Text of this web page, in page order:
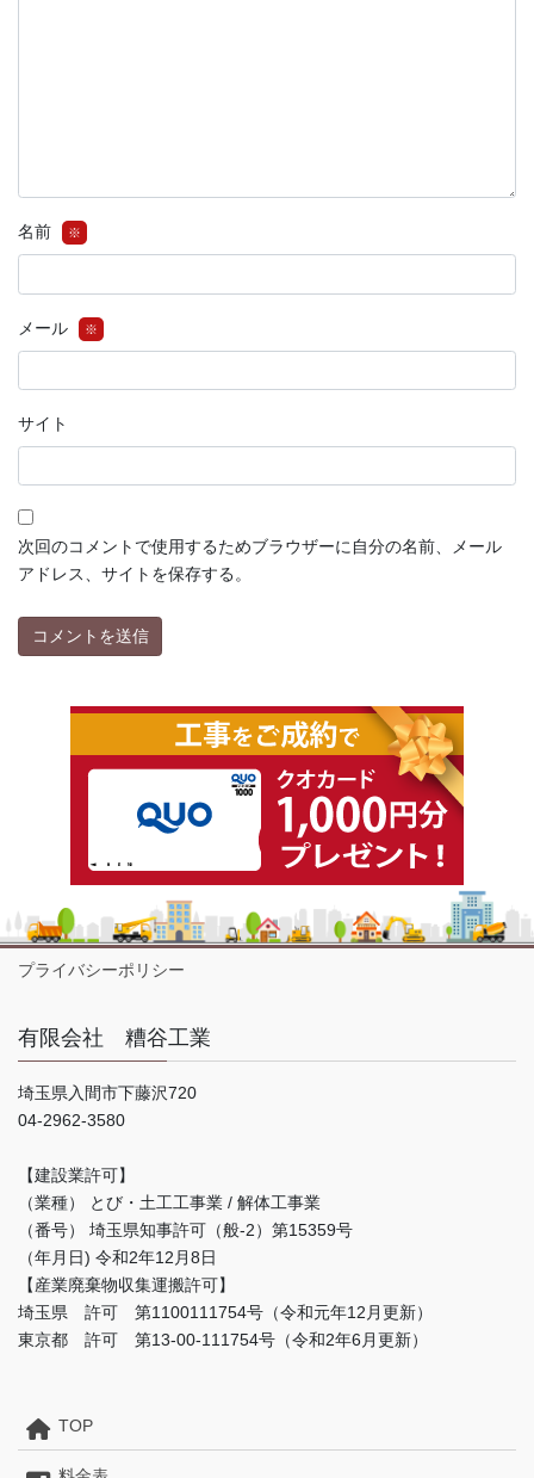
名前 ※
メール ※
サイト
次回のコメントで使用するためブラウザーに自分の名前、メール
アドレス、サイトを保存する。
プライバシーポリシー
有限会社 糟谷工業
埼玉県入間市下藤沢720
04-2962-3580
【建設業許可】
（業種） とび・土工工事業 / 解体工事業
（番号） 埼玉県知事許可（般-2）第15359号
（年月日) 令和2年12月8日
【産業廃棄物収集運搬許可】
埼玉県 許可 第1100111754号（令和元年12月更新）
東京都 許可 第13-00-111754号（令和2年6月更新）
TOP